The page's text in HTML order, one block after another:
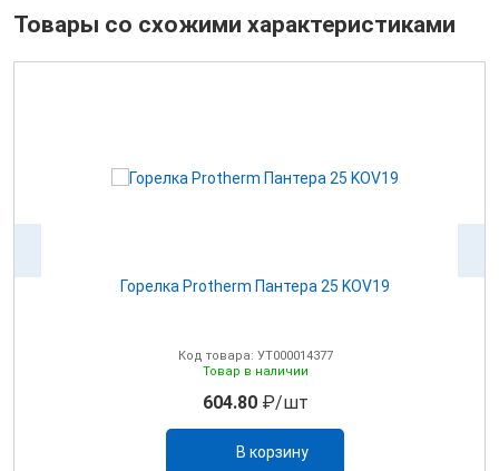
Товары со схожими характеристиками
Горелка Protherm Пантера 25 KOV19
Код товара: УТ000014377
Товар в наличии
604.80₽/шт
В корзину